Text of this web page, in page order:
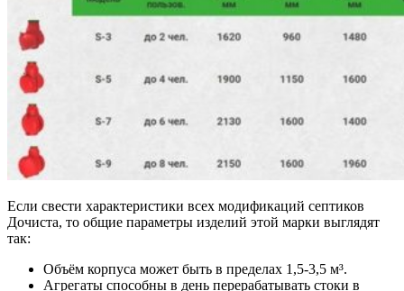
Если свести характеристики всех модификаций септиков
Дочиста, то общие параметры изделий этой марки выглядят
так:
Объём корпуса может быть в пределах 1,5-3,5 м³.
Агрегаты способны в день перерабатывать стоки в